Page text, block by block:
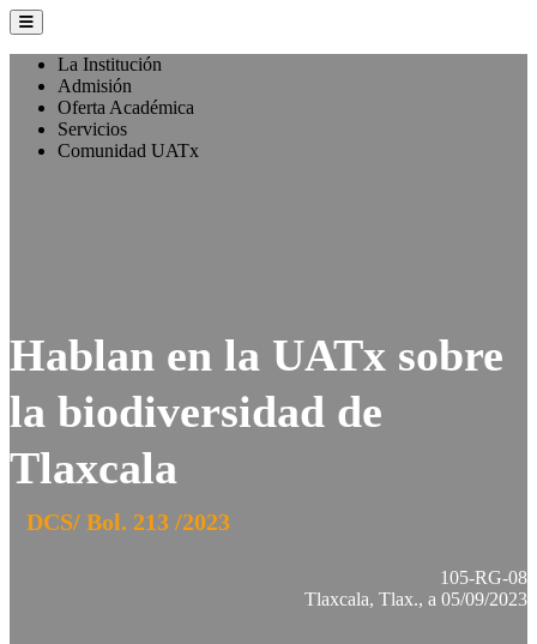
La Institución
Admisión
Oferta Académica
Servicios
Comunidad UATx
Hablan en la UATx sobre
la biodiversidad de
Tlaxcala
DCS/ Bol. 213 /2023
105-RG-08
Tlaxcala, Tlax., a 05/09/2023